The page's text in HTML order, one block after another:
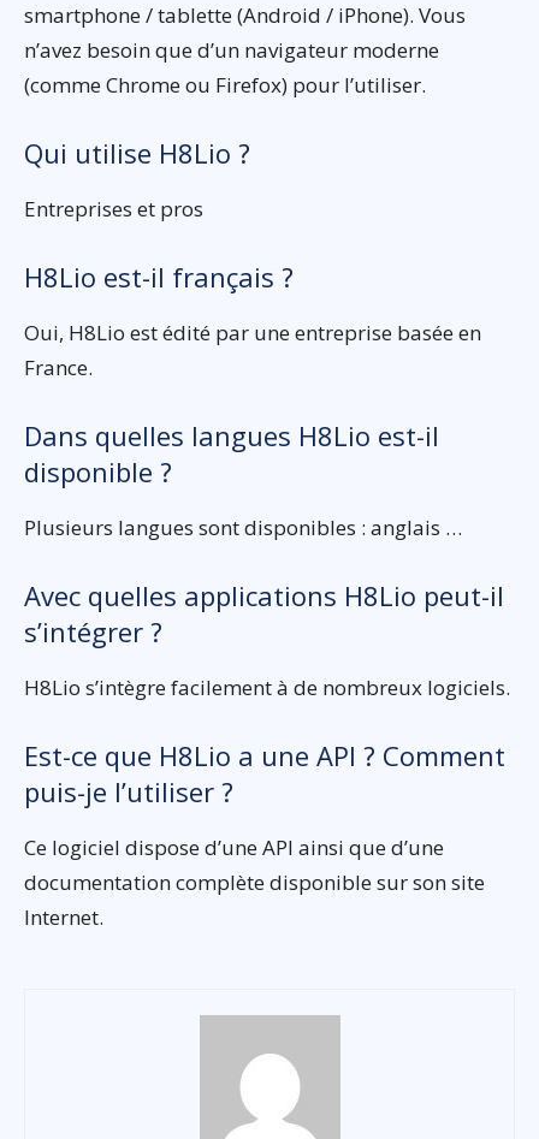
smartphone / tablette (Android / iPhone). Vous
n’avez besoin que d’un navigateur moderne
(comme Chrome ou Firefox) pour l’utiliser.
Qui utilise H8Lio ?
Entreprises et pros
H8Lio est-il français ?
Oui, H8Lio est édité par une entreprise basée en
France.
Dans quelles langues H8Lio est-il
disponible ?
Plusieurs langues sont disponibles : anglais …
Avec quelles applications H8Lio peut-il
s’intégrer ?
H8Lio s’intègre facilement à de nombreux logiciels.
Est-ce que H8Lio a une API ? Comment
puis-je l’utiliser ?
Ce logiciel dispose d’une API ainsi que d’une
documentation complète disponible sur son site
Internet.